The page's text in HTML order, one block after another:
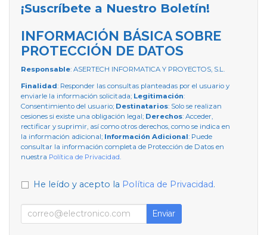
¡Suscríbete a Nuestro Boletín!
INFORMACIÓN BÁSICA SOBRE
PROTECCIÓN DE DATOS
Responsable: ASERTECH INFORMATICA Y PROYECTOS, S.L.
Finalidad: Responder las consultas planteadas por el usuario y
enviarle la información solicitada; Legitimación:
Consentimiento del usuario; Destinatarios: Solo se realizan
cesiones si existe una obligación legal; Derechos: Acceder,
rectificar y suprimir, así como otros derechos, como se indica en
la información adicional; Información Adicional: Puede
consultar la información completa de Protección de Datos en
nuestra Política de Privacidad
He leído y acepto la Política de Privacidad.
Enviar